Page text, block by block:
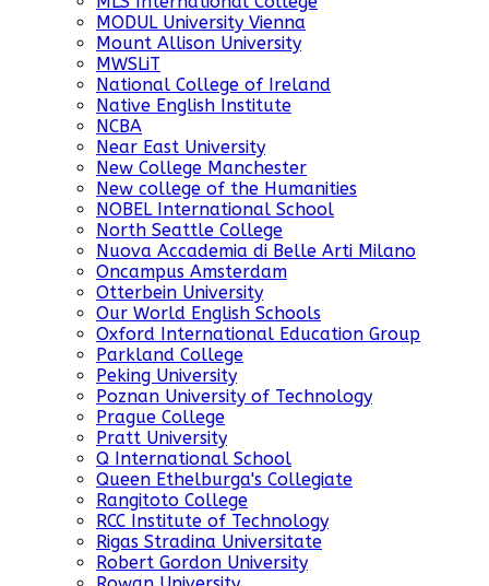
MODUL University Vienna
Mount Allison University
MWSLiT
National College of Ireland
Native English Institute
NCBA
Near East University
New College Manchester
New college of the Humanities
NOBEL International School
North Seattle College
Nuova Accademia di Belle Arti Milano
Oncampus Amsterdam
Otterbein University
Our World English Schools
Oxford International Education Group
Parkland College
Peking University
Poznan University of Technology
Prague College
Pratt University
Q International School
Queen Ethelburga's Collegiate
Rangitoto College
RCC Institute of Technology
Rigas Stradina Universitate
Robert Gordon University